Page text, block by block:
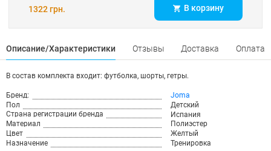
1322 грн. В корзину
Описание/Характеристики Отзывы Доставка Оплата
В состав комплекта входит: футболка, шорты, гетры.
Бренд:
Joma
Пол
Детский
Страна регистрации бренда
Испания
Материал
Полиэстер
Цвет
Желтый
Назначение
Тренировка